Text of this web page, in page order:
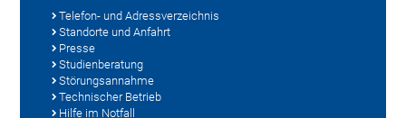
Telefon- und Adressverzeichnis
Standorte und Anfahrt
Presse
Studienberatung
Störungsannahme
Technischer Betrieb
Hilfe im Notfall